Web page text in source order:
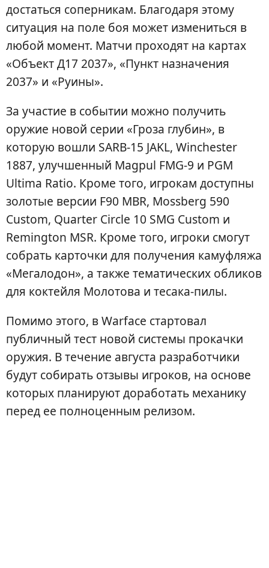
достаться соперникам. Благодаря этому
ситуация на поле боя может измениться в
любой момент. Матчи проходят на картах
«Объект Д17 2037», «Пункт назначения
2037» и «Руины».
За участие в событии можно получить
оружие новой серии «Гроза глубин», в
которую вошли SARB-15 JAKL, Winchester
1887, улучшенный Magpul FMG-9 и PGM
Ultima Ratio. Кроме того, игрокам доступны
золотые версии F90 MBR, Mossberg 590
Custom, Quarter Circle 10 SMG Custom и
Remington MSR. Кроме того, игроки смогут
собрать карточки для получения камуфляжа
«Мегалодон», а также тематических обликов
для коктейля Молотова и тесака-пилы.
Помимо этого, в Warface стартовал
публичный тест новой системы прокачки
оружия. В течение августа разработчики
будут собирать отзывы игроков, на основе
которых планируют доработать механику
перед ее полноценным релизом.